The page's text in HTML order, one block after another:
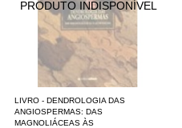
LIVRO - DENDROLOGIA DAS
ANGIOSPERMAS: DAS
MAGNOLIÁCEAS ÀS